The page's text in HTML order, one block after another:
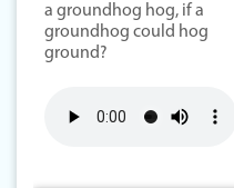
a groundhog hog, if a
groundhog could hog
ground?